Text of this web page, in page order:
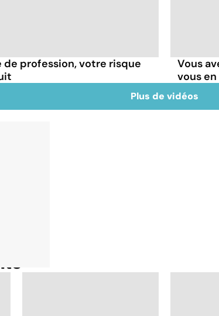
de profession, votre risque
Vous
vous
Plus de vidéos